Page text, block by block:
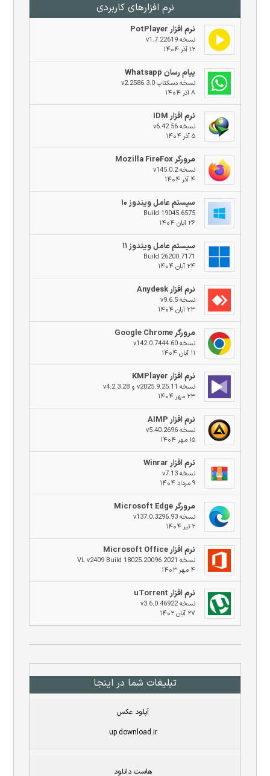
نرم افزار‌های کاربردی
نرم افزار PotPlayer
نسخه v1.7.22619
۱۲ آذر ۱۴۰۴
پیام رسان Whatsapp
نسخه دسکتاپ v2.2586.3.0
۸ آذر ۱۴۰۴
نرم افزار IDM
نسخه v6.42.56
۵ آذر ۱۴۰۴
مرورگر Mozilla FireFox
نسخه v145.0.2
۴ آذر ۱۴۰۴
سیستم عامل ویندوز ۱۰
Build 19045.6575
۲۶ آبان ۱۴۰۴
سیستم عامل ویندوز ۱۱
Build 26200.7171
۲۴ آبان ۱۴۰۴
نرم افزار Anydesk
نسخه v9.6.5
۲۳ آبان ۱۴۰۴
مرورگر Google Chrome
نسخه v142.0.7444.60
۱۱ آبان ۱۴۰۴
نرم افزار KMPlayer
نسخه v2025.9.25.11 و v4.2.3.28
۲۳ مهر ۱۴۰۴
نرم افزار AIMP
نسخه v5.40.2696
۱۵ مهر ۱۴۰۴
نرم افزار Winrar
نسخه v7.13
۹ مرداد ۱۴۰۴
مرورگر Microsoft Edge
نسخه v137.0.3296.93
۲ تیر ۱۴۰۴
نرم افزار Microsoft Office
نسخه 2021 VL v2409 Build 18025.20096
۴ مهر ۱۴۰۳
نرم افزار uTorrent
نسخه v3.6.0.46922
۲۷ آبان ۱۴۰۲
تبلیغات شما در اینجا
آپلود عکس
up.download.ir
هاست دانلود